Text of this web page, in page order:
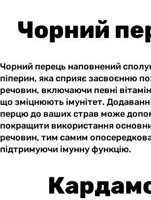
Чорний
Чорний перець наповнений
піперин, яка сприяє засвоєнню
речовин, включаючи певні
що зміцнюють імунітет.
перцю до ваших страв може
покращити використання
речовин, тим самим
підтримуючи імунну функцію.